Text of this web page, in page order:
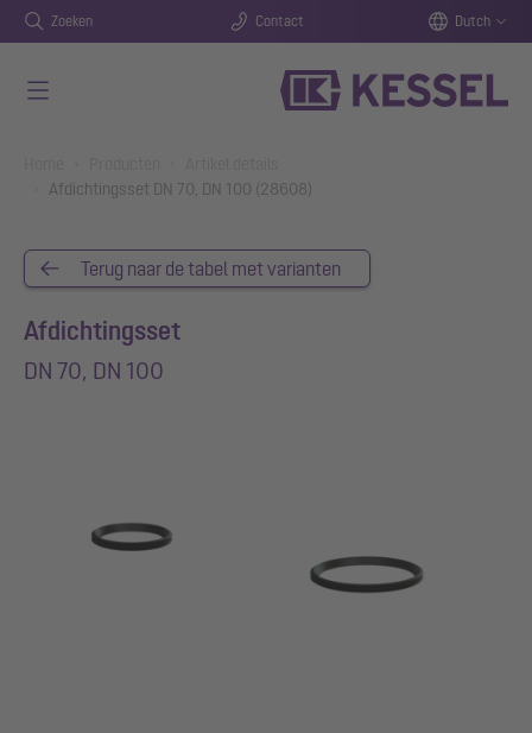
Zoeken Contact Dutch
Afdichtingsset DN 70, DN 100 (28608)
Terug naar de tabel met varianten
Afdichtingsset
DN 70, DN 100